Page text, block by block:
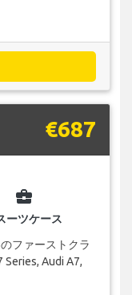
€687
business_center
ーツケース
ファーストクラ
Series, Audi A7,